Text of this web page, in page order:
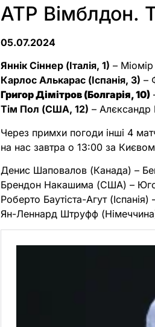
ATP Вімблдон.
05.07.2024
Яннік Сіннер (Італія, 1) –
Карлос Алькарас (Іспанія, 3) –
Григор Дімітров (Болгарія, 10)
Тім Пол (США, 12) – Алєксандр
Через примхи погоди інші 4
на нас завтра о 13:00 за
Денис Шаповалов (Канада) –
Брендон Накашима (США) –
Роберто Баутіста-Агут
Ян-Леннард Штруфф